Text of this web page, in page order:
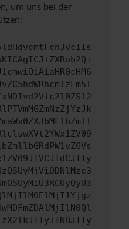
um uns bei der